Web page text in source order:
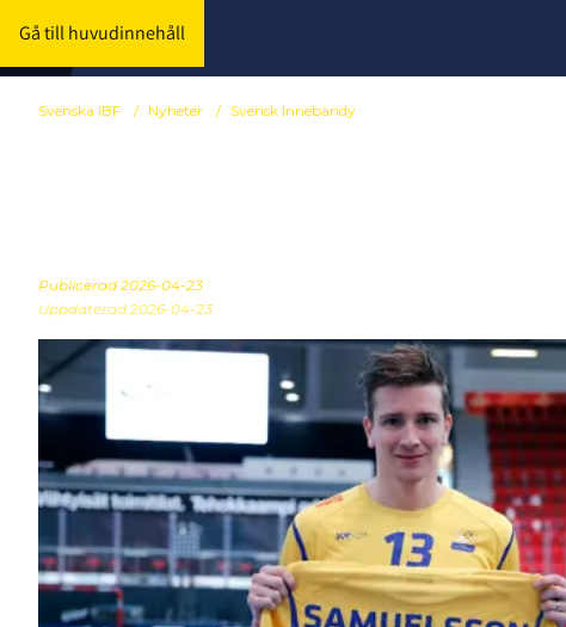
Gå till huvudinnehåll
Svenska IBF / Nyheter / Svensk Innebandy
Publicerad 2026-04-23
Uppdaterad 2026-04-23